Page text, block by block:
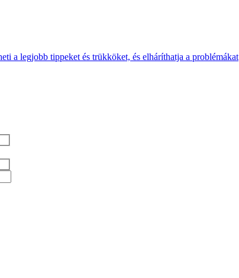
a legjobb tippeket és trükköket, és elháríthatja a problémákat